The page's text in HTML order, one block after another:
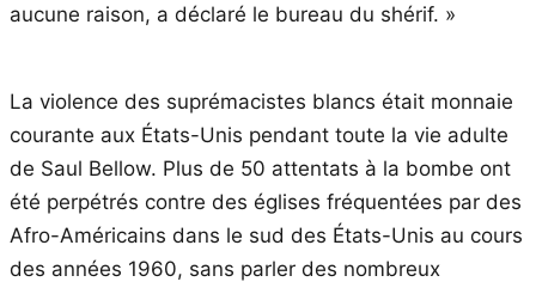
aucune raison, a déclaré le bureau du shérif. »
La violence des suprémacistes blancs était monnaie
courante aux États-Unis pendant toute la vie adulte
de Saul Bellow. Plus de 50 attentats à la bombe ont
été perpétrés contre des églises fréquentées par des
Afro-Américains dans le sud des États-Unis au cours
des années 1960, sans parler des nombreux